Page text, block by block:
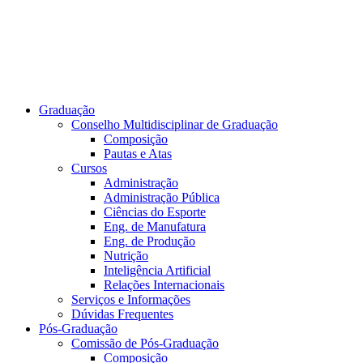
Graduação
Conselho Multidisciplinar de Graduação
Composição
Pautas e Atas
Cursos
Administração
Administração Pública
Ciências do Esporte
Eng. de Manufatura
Eng. de Produção
Nutrição
Inteligência Artificial
Relações Internacionais
Serviços e Informações
Dúvidas Frequentes
Pós-Graduação
Comissão de Pós-Graduação
Composição